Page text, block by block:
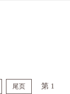
尾页
第 1